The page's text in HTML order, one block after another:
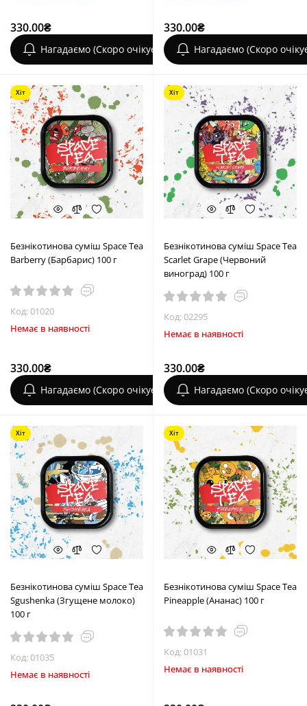
330.00₴
Нагадаємо (Скоро очікується)
330.00₴
Нагадаємо (Скоро
Хіт
Безнікотинова суміш Space Tea
Barberry (Барбарис) 100 г
Код: 01020
Немає в наявності
330.00₴
Нагадаємо (Скоро очікується)
Хіт
Безнікотинова суміш Space Tea
Scarlet Grape (Червоний
виноград) 100 г
Код: 02295
Немає в наявності
330.00₴
Нагадаємо (Скоро
Хіт
Безнікотинова суміш Space Tea
Sgushenka (Згущене молоко)
100 г
Код: 01035
Немає в наявності
Хіт
Безнікотинова суміш Space Tea
Pineapple (Ананас) 100 г
Код: 01031
Немає в наявності